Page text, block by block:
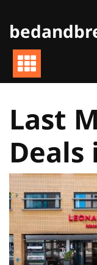
de
inhoud
gaan
Last
Deals